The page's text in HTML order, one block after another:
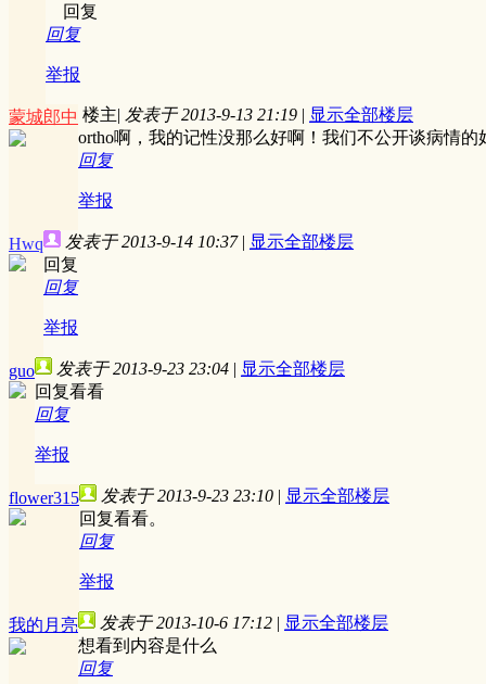
回复
回复
举报
蒙城郎中 楼主| 发表于 2013-9-13 21:19 | 显示全部楼层
ortho啊，我的记性没那么好啊！我们不公开谈病情的
回复
举报
Hwq 发表于 2013-9-14 10:37 | 显示全部楼层
回复
回复
举报
guo 发表于 2013-9-23 23:04 | 显示全部楼层
回复看看
回复
举报
flower315 发表于 2013-9-23 23:10 | 显示全部楼层
回复看看。
回复
举报
我的月亮 发表于 2013-10-6 17:12 | 显示全部楼层
想看到内容是什么
回复